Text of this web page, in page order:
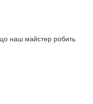
наш майстер робить